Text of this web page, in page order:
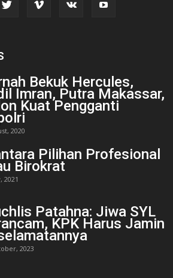
Bekuk Hercules,
Imran, Putra Makassar,
Kuat Pengganti
2020
Pilihan Profesional
Birokrat
2021
Patahna: Jiwa SYL
KPK Harus Jamin
2023